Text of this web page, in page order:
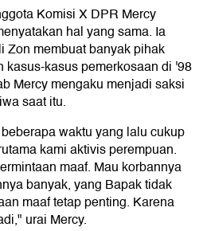
Komisi X DPR Mercy
hal yang sama. Ia
Zon membuat banyak pihak
kasus-kasus pemerkosaan di '98
Mercy mengaku menjadi saksi
saat itu.
waktu yang lalu cukup
kami aktivis perempuan.
maaf. Mau korbannya
banyak, yang Bapak tidak
maaf tetap penting. Karena
urai Mercy.